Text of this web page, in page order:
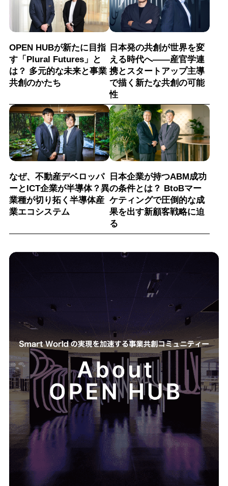
OPEN HUBが新たに目指
す「Plural Futures」と
は？ 多元的な未来と事業
共創のかたち
日本発の共創が世界を変
える時代へ——産官学連
携とスタートアップ主導
で描く新たな共創の可能
性
なぜ、不動産デベロッパ
ーとICT企業が半導体？異
業種が切り拓く半導体産
業エコシステム
日本企業が持つABM成功
の条件とは？ BtoBマー
ケティングで圧倒的な成
果を出す新顧客戦略に迫
る